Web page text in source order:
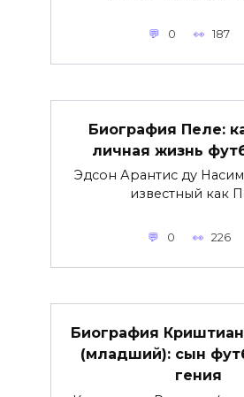
0 187
Биография Пеле:
личная жизнь
Эдсон Арантис ду
известный как
0 226
Биография
(младший): сын
гения